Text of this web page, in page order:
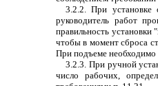
3.2.2. При
руководитель работ
правильность установки
чтобы в момент сброса
При подъеме необходимо
3.2.3. При ручной
число рабочих,